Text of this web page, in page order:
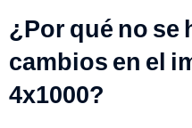
¿Por qué no se
cambios en el
4x1000?